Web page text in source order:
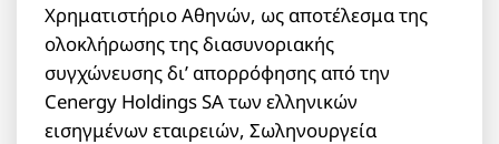
Χρηματιστήριο Αθηνών, ως αποτέλεσμα της
ολοκλήρωσης της διασυνοριακής
συγχώνευσης δι’ απορρόφησης από την
Cenergy Holdings SA των ελληνικών
εισηγμένων εταιρειών, Σωληνουργεία